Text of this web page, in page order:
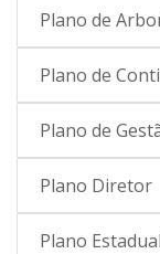
Plano de
Plano de
Plano de
Plano Diretor
Plano